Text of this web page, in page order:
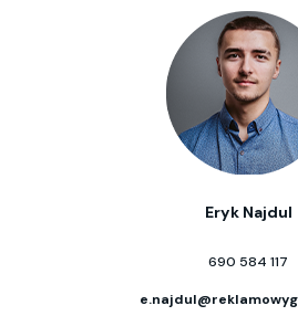
Eryk Najdul
690 584 117